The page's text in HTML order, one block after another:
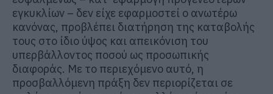
εγκυκλίων – δεν είχε εφαρμοστεί ο ανωτέρω
κανόνας, προβλέπει διατήρηση της καταβολής
τους στο ίδιο ύψος και απεικόνιση του
υπερβάλλοντος ποσού ως προσωπικής
διαφοράς. Με το περιεχόμενο αυτό, η
προσβαλλόμενη πράξη δεν περιορίζεται σε